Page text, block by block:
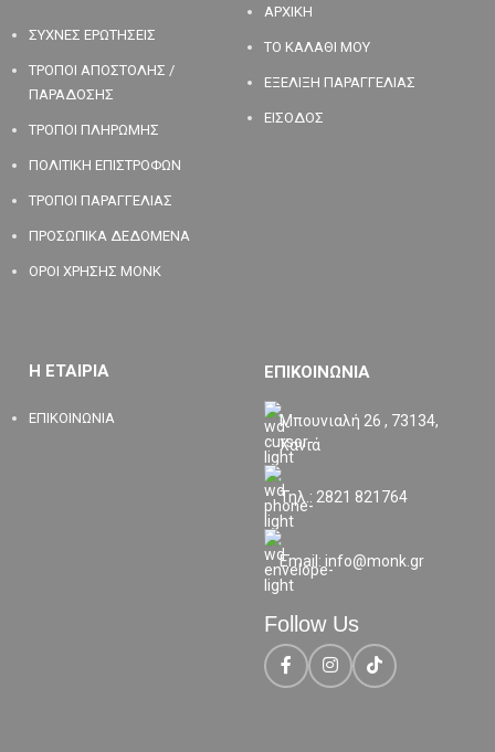
ΣΥΧΝΕΣ ΕΡΩΤΗΣΕΙΣ
ΤΡΟΠΟΙ ΑΠΟΣΤΟΛΗΣ /
ΠΑΡΑΔΟΣΗΣ
ΤΡΟΠΟΙ ΠΛΗΡΩΜΗΣ
ΠΟΛΙΤΙΚΗ ΕΠΙΣΤΡΟΦΩΝ
ΤΡΟΠΟΙ ΠΑΡΑΓΓΕΛΙΑΣ
ΠΡΟΣΩΠΙΚΑ ΔΕΔΟΜΕΝΑ
ΟΡΟΙ ΧΡΗΣΗΣ MONK
ΑΡΧΙΚΗ
ΤΟ ΚΑΛΑΘΙ ΜΟΥ
ΕΞΕΛΙΞΗ ΠΑΡΑΓΓΕΛΙΑΣ
ΕΙΣΟΔΟΣ
Η ΕΤΑΙΡΙΑ
ΕΠΙΚΟΙΝΩΝΙΑ
ΕΠΙΚΟΙΝΩΝΙΑ
Μπουνιαλή 26 , 73134,
Χανιά
Τηλ.: 2821 821764
Email: info@monk.gr
Follow Us